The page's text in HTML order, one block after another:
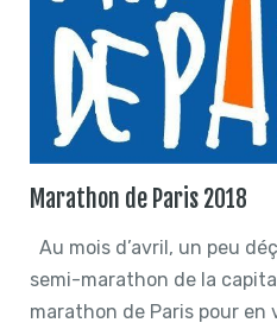
Marathon de Paris 2018
Au mois d’avril, un peu
semi-marathon de la
marathon de Paris pour en